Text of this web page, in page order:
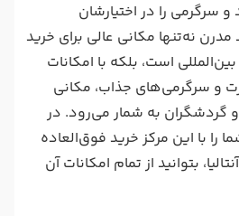
سرگرمی را در اختیارشان
نه‌تنها مکانی عالی برای خرید
است، بلکه با امکانات
و سرگرمی‌های جذاب، مکانی
گردشگران به شمار می‌رود. در
را با این مرکز خرید فوق‌العاده
بتوانید از تمام امکانات آن